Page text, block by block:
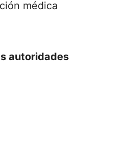
médica
autoridades